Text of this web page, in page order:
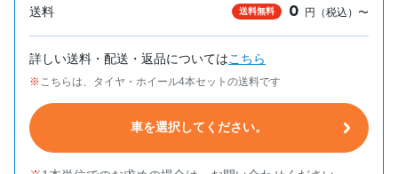
送料 送料無料 0 円（税込）〜
詳しい送料・配送・返品についてはこちら
こちらは、タイヤ・ホイール4本セットの送料です
車を選択してください。